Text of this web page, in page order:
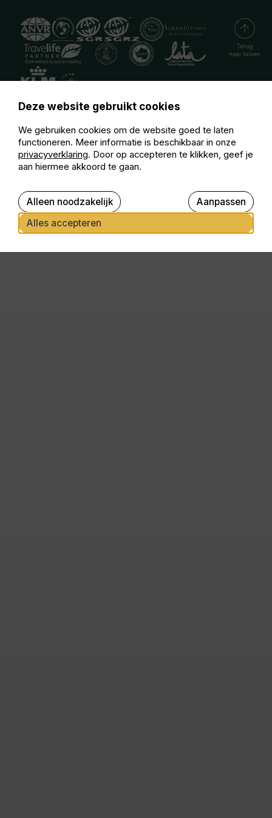
Deze website gebruikt cookies
We gebruiken cookies om de website goed te laten
functioneren. Meer informatie is beschikbaar in onze
privacyverklaring. Door op accepteren te klikken, geef je
aan hiermee akkoord te gaan.
Alles accepteren
Aanpassen
Alleen noodzakelijk